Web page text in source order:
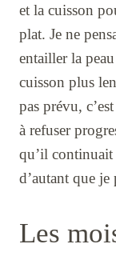
et la cuisson
plat. Je ne
entailler la
cuisson plus
pas prévu,
à refuser
qu’il continuait
d’autant que je
Les